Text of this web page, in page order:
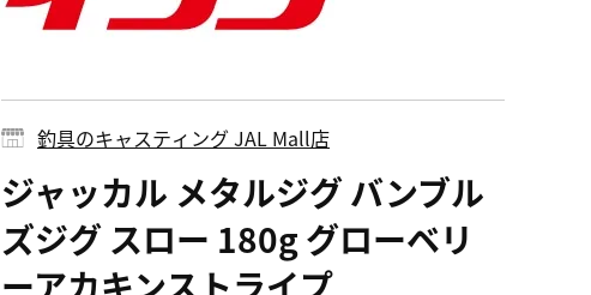
釣具のキャスティング JAL Mall店
ジャッカル メタルジグ バンブル
ズジグ スロー 180g グローベリ
ーアカキンストライプ